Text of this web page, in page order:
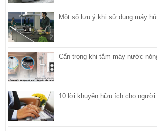
Một số lưu ý khi sử dụng máy
Cẩn trọng khi tắm máy nước
10 lời khuyên hữu ích cho người